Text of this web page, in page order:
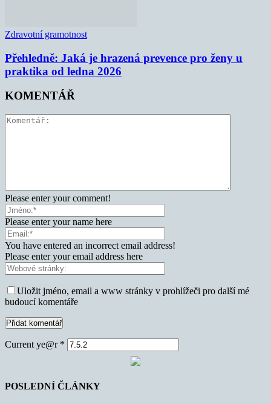
Zdravotní gramotnost
Přehledně: Jaká je hrazená prevence pro ženy u
praktika od ledna 2026
KOMENTÁŘ
Please enter your comment!
Please enter your name here
You have entered an incorrect email address!
Please enter your email address here
Uložit jméno, email a www stránky v prohlížeči pro další mé
budoucí komentáře
Current ye@r *
POSLEDNÍ ČLÁNKY